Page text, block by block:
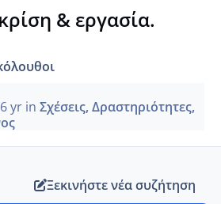
& εργασία.
yrin Σχέσεις, Δραστηριότητες,
Ξεκινήστε νέα συζήτηση